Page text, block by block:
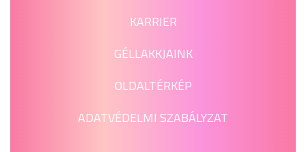
KARRIER
GÉLLAKKJAINK
OLDALTÉRKÉP
ADATVÉDELMI SZABÁLYZAT